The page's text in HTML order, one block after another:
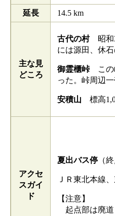
延長 14.5 km
主な見
どころ
古代の村昭和
には源田、休石
御霊櫃峠この
った。峠周辺
安積山 標高
アクセ
スガイ
ド
夏出バス停（終
ＪＲ東北本線
【注意】
起点部は廃道